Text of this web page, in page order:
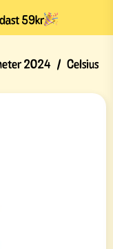
59kr
2024 / Celsius